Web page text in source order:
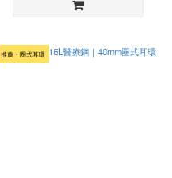
推薦・圈式耳環